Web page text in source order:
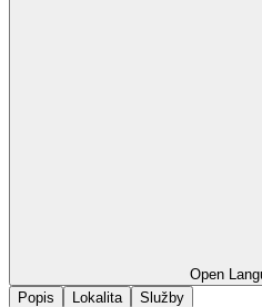
Open
Popis
Lokalita Služby